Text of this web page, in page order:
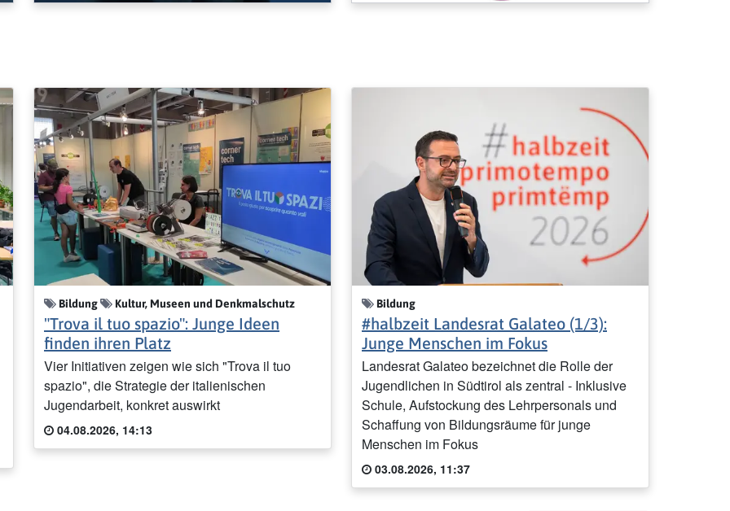
Bildung Kultur, Museen und Denkmalschutz
"Trova il tuo spazio": Junge Ideen
finden ihren Platz
Vier Initiativen zeigen wie sich "Trova il tuo
spazio", die Strategie der italienischen
Jugendarbeit, konkret auswirkt
04.08.2026, 14:13
Bildung
#halbzeit Landesrat Galateo (1/3):
Junge Menschen im Fokus
Landesrat Galateo bezeichnet die Rolle der
Jugendlichen in Südtirol als zentral - Inklusive
Schule, Aufstockung des Lehrpersonals und
Schaffung von Bildungsräume für junge
Menschen im Fokus
03.08.2026, 11:37